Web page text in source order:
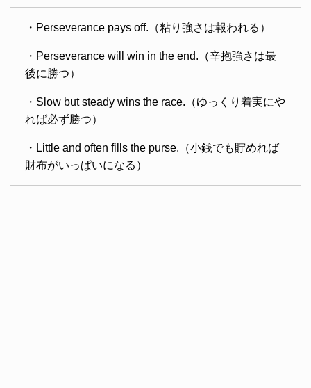
・Perseverance pays off.（粘り強さは報われる）
・Perseverance will win in the end.（辛抱強さは最
後に勝つ）
・Slow but steady wins the race.（ゆっくり着実にや
れば必ず勝つ）
・Little and often fills the purse.（小銭でも貯めれば
財布がいっぱいになる）